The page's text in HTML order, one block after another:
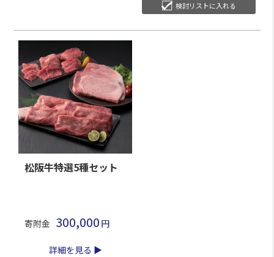
検討リストに入れる
松阪牛特選5種セット
寄附金 300,000
詳細を見る